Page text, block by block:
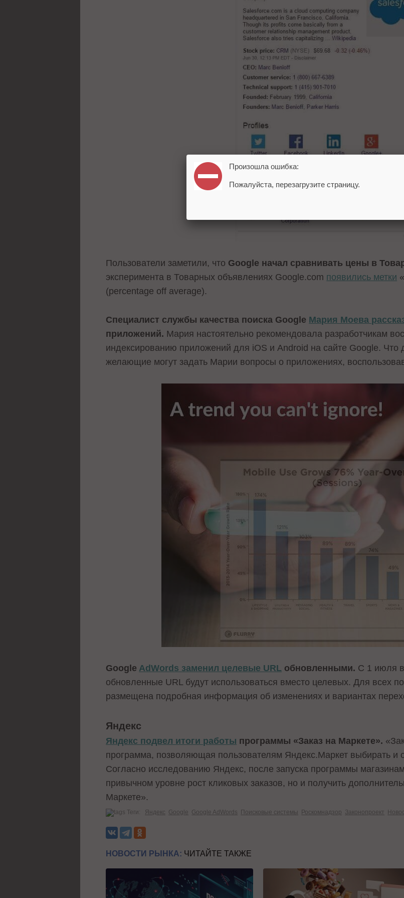
Пользователи заметили, что Google начал сравнивать цены в
эксперимента в Товарных объявлениях Google.com появились метки
(percentage off average).
Специалист службы качества поиска Google Мария Моева
приложений. Мария настоятельно рекомендовала разработчикам
индексированию приложений для iOS и Android на сайте Google. Что
желающие могут задать Марии вопросы о приложениях,
Google AdWords заменил целевые URL обновленными. С 1 июля в
обновленные URL будут использоваться вместо целевых. Для всех
размещена подробная информация об изменениях и вариантах
Яндекс
Яндекс подвел итоги работы программы «Заказ на Маркете».
программа, позволяющая пользователям Яндекс.Маркет выбирать и
Согласно исследованию Яндекс, после запуска программы
привычном уровне рост кликовых заказов, но и получить
Маркете».
Теги: Яндекс Google Google AdWords Поисковые системы Роскомнадзор Законопроект
НОВОСТИ РЫНКА: ЧИТАЙТЕ ТАКЖЕ
Произошла ошибка:
Пожалуйста, перезагрузите страницу.